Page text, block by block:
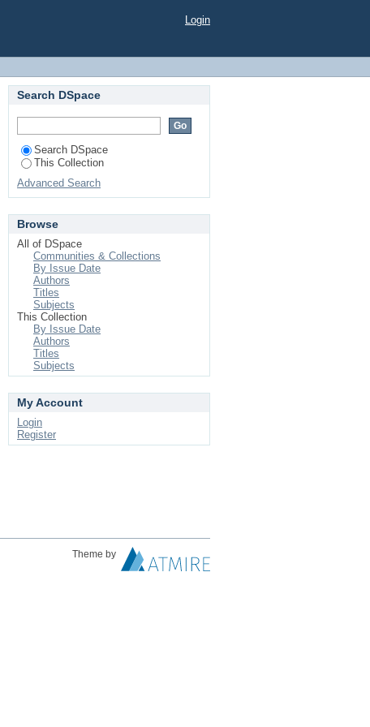
smernice (EÚ)
Login
Search DSpace
Search DSpace
This Collection
Advanced Search
Browse
All of DSpace
Communities & Collections
By Issue Date
Authors
Titles
Subjects
This Collection
By Issue Date
Authors
Titles
Subjects
My Account
Login
Register
Theme by